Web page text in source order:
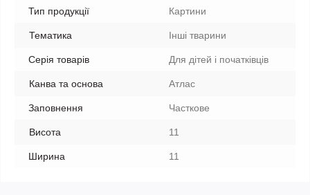
Тип продукції Картини
Тематика Інші тварини
Серія товарів Для дітей і початківців
Канва та основа Атлас
Заповнення Часткове
Висота 11
Ширина 11